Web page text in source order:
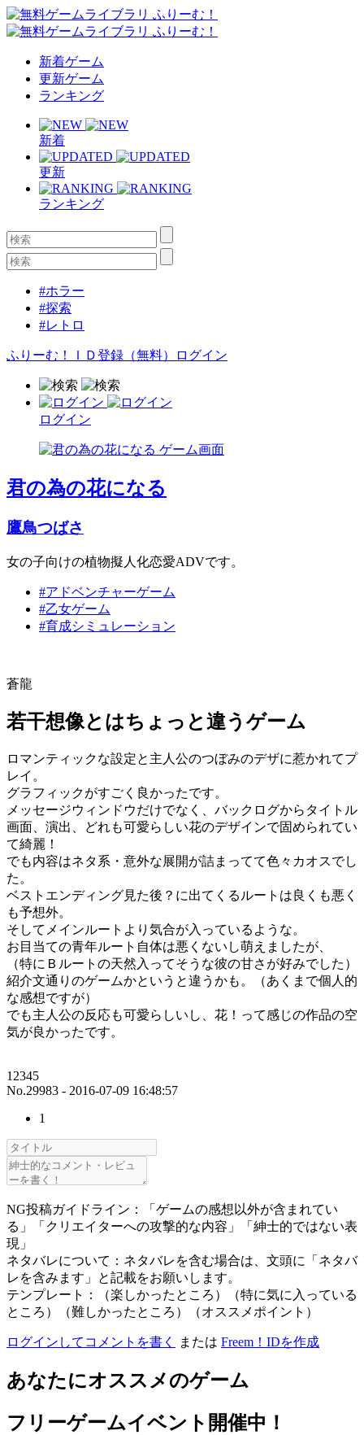
新着ゲーム
更新ゲーム
ランキング
新着
更新
ランキング
#ホラー
#探索
#レトロ
ふりーむ！ＩＤ登録（無料） ログイン
ログイン
君の為の花になる
鷹鳥つばさ
女の子向けの植物擬人化恋愛ADVです。
#アドベンチャーゲーム
#乙女ゲーム
#育成シミュレーション
蒼龍
若干想像とはちょっと違うゲーム
ロマンティックな設定と主人公のつぼみのデザに惹かれてプ
レイ。
グラフィックがすごく良かったです。
メッセージウィンドウだけでなく、バックログからタイトル
画面、演出、どれも可愛らしい花のデザインで固められてい
て綺麗！
でも内容はネタ系・意外な展開が詰まってて色々カオスでし
た。
ベストエンディング見た後？に出てくるルートは良くも悪く
も予想外。
そしてメインルートより気合が入っているような。
お目当ての青年ルート自体は悪くないし萌えましたが、
（特にＢルートの天然入ってそうな彼の甘さが好みでした）
紹介文通りのゲームかというと違うかも。（あくまで個人的
な感想ですが）
でも主人公の反応も可愛らしいし、花！って感じの作品の空
気が良かったです。
12345
No.29983 - 2016-07-09 16:48:57
1
NG投稿ガイドライン：「ゲームの感想以外が含まれてい
る」「クリエイターへの攻撃的な内容」「紳士的ではない表
現」
ネタバレについて：ネタバレを含む場合は、文頭に「ネタバ
レを含みます」と記載をお願いします。
テンプレート：（楽しかったところ）（特に気に入っている
ところ）（難しかったところ）（オススメポイント）
ログインしてコメントを書く または Freem！IDを作成
あなたにオススメのゲーム
フリーゲームイベント開催中！